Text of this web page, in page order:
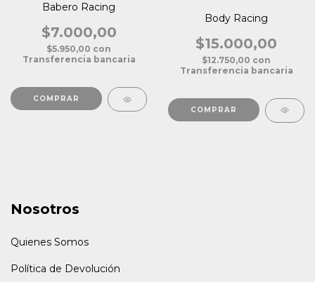
Babero Racing
$7.000,00
$5.950,00 con
Transferencia bancaria
Body Racing
$15.000,00
$12.750,00 con
Transferencia bancaria
COMPRAR
Nosotros
Quienes Somos
Política de Devolución